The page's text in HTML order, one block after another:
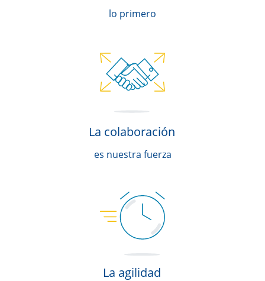
lo primero
La colaboración
es nuestra fuerza
La agilidad